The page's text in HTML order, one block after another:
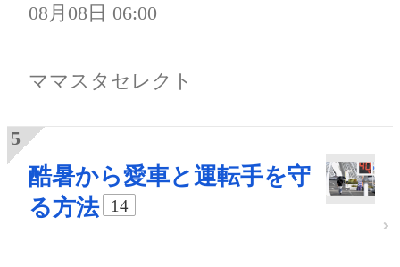
08月08日 06:00
ママスタセレクト
酷暑から愛車と運転手を守
る方法
14